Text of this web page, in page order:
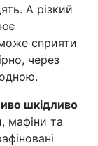
А різкий
сприяти
через
шкідливо
мафіни та